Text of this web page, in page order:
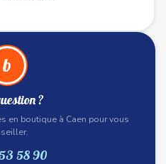
b
?
en boutique à Caen pour vous
58 90